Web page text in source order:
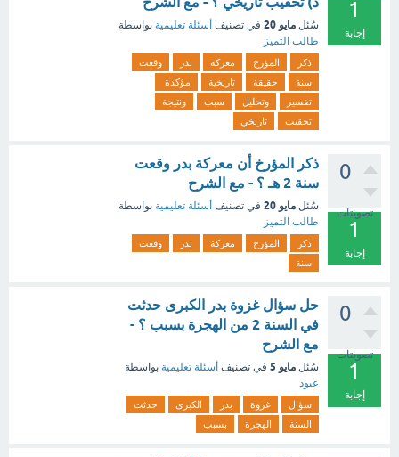
1
إجابة
سُئل مايو 20 في تصنيف أسئلة تعليمية بواسطة
طالب التميز
ذكر المؤرخ معركة بدر
وقعت
سنة
حقيقة تاريخية
مؤكدة
تفسير
وتحليل سبب
ونتيجة
تحقيب
تاريخي
0
تصويتات
1
إجابة
ذكر المؤرخ أن معركة بدر وقعت
سنة 2 هـ ؟ - مع الشرح
سُئل مايو 20 في تصنيف أسئلة تعليمية بواسطة
طالب التميز
ذكر المؤرخ معركة بدر
وقعت
سنة
0
تصويتات
1
إجابة
حل سؤال غزوة بدر الكبرى حدثت
في السنة 2 من الهجرة بسبب ؟ -
مع الشرح
سُئل مايو 5 في تصنيف أسئلة تعليمية بواسطة
عبود
سؤال غزوة بدر الكبرى
حدثت
السنة
الهجرة بسبب